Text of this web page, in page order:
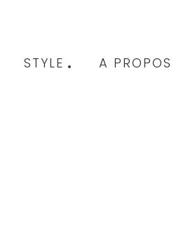
STYLE A PROPOS